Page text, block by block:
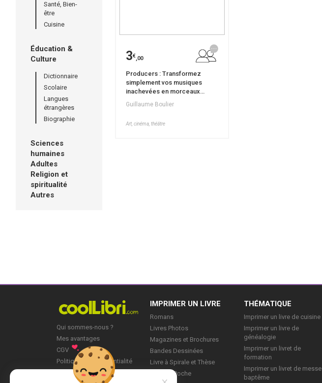
Santé, Bien-
être
Cuisine
Éducation &
Culture
Dictionnaire
Scolaire
Langues
étrangères
Biographie
Sciences
humaines
Adultes
Religion et
spiritualité
Autres
3€,00
Producers : Transformez
simplement vos musiques
inachevées en morceaux
irrésistibles
Guillaume Boulier
Art, cinéma, théâtre
Qui sommes-nous ?
Mes avantages
CGV
Politique de Confidentialité
IMPRIMER UN LIVRE
Romans
Livres Photos
Magazines et Brochures
Bandes Dessinées
Livre à Spirale et Thèse
Livre de Poche
THÉMATIQUE
Imprimer un livre de cuisine
Imprimer un livre de
généalogie
Imprimer un livret de
formation
Imprimer un livret de messe
baptême